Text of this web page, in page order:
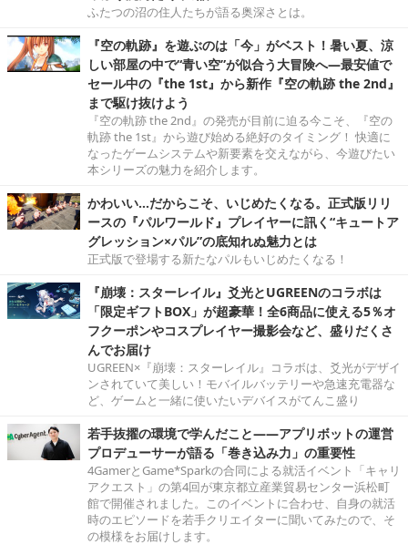
ふたつの沼の住人たちが語る奥深さとは。
『空の軌跡』を遊ぶのは「今」がベスト！暑い夏、涼
しい部屋の中で“青い空”が似合う大冒険へ―最安値で
セール中の『the 1st』から新作『空の軌跡 the 2nd』
まで駆け抜けよう
『空の軌跡 the 2nd』の発売が目前に迫る今こそ、『空の
軌跡 the 1st』から遊び始める絶好のタイミング！ 快適に
なったゲームシステムや新要素を交えながら、今遊びたい
本シリーズの魅力を紹介します。
かわいい…だからこそ、いじめたくなる。正式版リリ
ースの『パルワールド』プレイヤーに訊く“キュートア
グレッション×パル”の底知れぬ魅力とは
正式版で登場する新たなパルもいじめたくなる！
『崩壊：スターレイル』爻光とUGREENのコラボは
「限定ギフトBOX」が超豪華！全6商品に使える5％オ
フクーポンやコスプレイヤー撮影会など、盛りだくさ
んでお届け
UGREEN×『崩壊：スターレイル』コラボは、爻光がデザイ
ンされていて美しい！モバイルバッテリーや急速充電器な
ど、ゲームと一緒に使いたいデバイスがてんこ盛り
若手抜擢の環境で学んだこと――アプリボットの運営
プロデューサーが語る「巻き込み力」の重要性
4GamerとGame*Sparkの合同による就活イベント「キャリ
アクエスト」の第4回が東京都立産業貿易センター浜松町
館で開催されました。このイベントに合わせ、自身の就活
時のエピソードを若手クリエイターに聞いてみたので、そ
の模様をお届けします。